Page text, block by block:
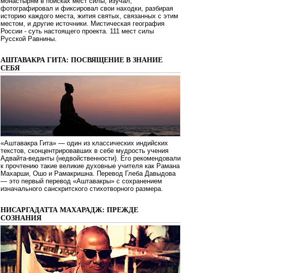
фотографировал и фиксировал свои находки, разбирая
историю каждого места, жития святых, связанных с этим
местом, и другие источники. Мистическая география
России - суть настоящего проекта. 111 мест силы
Русской Равнины.
АШТАВАКРА ГИТА: ПОСВЯЩЕНИЕ В ЗНАНИЕ
СЕБЯ
«Аштавакра Гита» — один из классических индийских
текстов, сконцентрировавших в себе мудрость учения
Адвайта-веданты (недвойственности). Его рекомендовали
к прочтению такие великие духовные учителя как Рамана
Махарши, Ошо и Рамакришна. Перевод Глеба Давыдова
— это первый перевод «Аштавакры» с сохранением
изначального санскритского стихотворного размера.
НИСАРГАДАТТА МАХАРАДЖ: ПРЕЖДЕ
СОЗНАНИЯ